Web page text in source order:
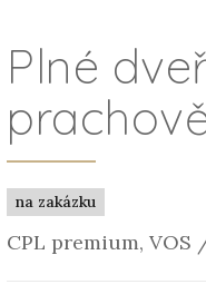
Plné
na zakázku
CPL premium, VOS